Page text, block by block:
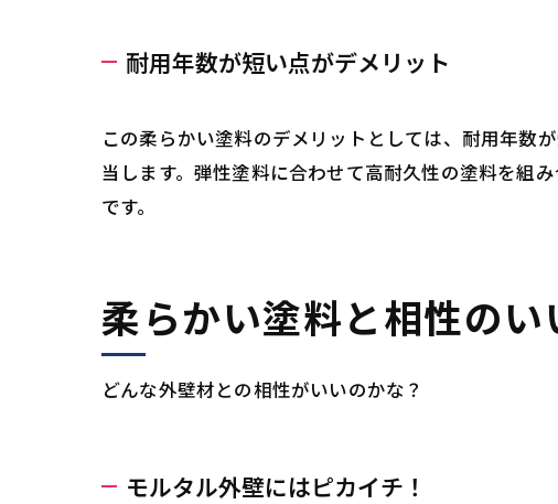
耐用年数が短い点がデメリット
この柔らかい塗料のデメリットとしては、耐用年数
当します。弾性塗料に合わせて高耐久性の塗料を組
です。
柔らかい塗料と相性のい
どんな外壁材との相性がいいのかな？
モルタル外壁にはピカイチ！